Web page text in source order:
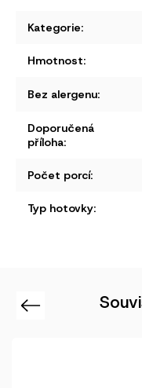
Kategorie:
Hmotnost:
Bez alergenu:
Doporučená
příloha:
Počet porcí:
Typ hotovky:
Previous